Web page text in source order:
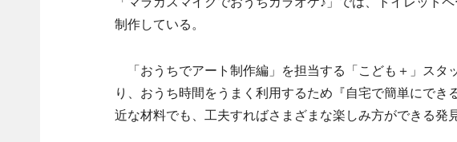
制作している。
「おうちでアート制作編」を担当する「こども＋」スタ
り、おうち時間をうまく利用するため『自宅で簡単にで
近な材料でも、工夫すればさまざまな楽しみ方ができる発